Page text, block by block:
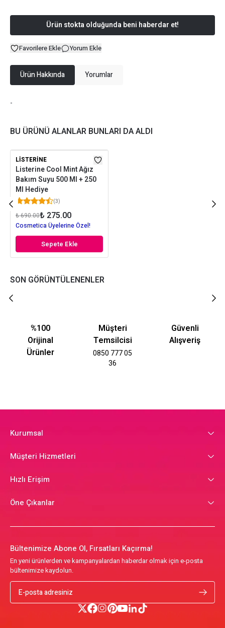
Ürün stokta olduğunda beni haberdar et!
Favorilere Ekle Yorum Ekle
Ürün Hakkında Yorumlar
-
BU ÜRÜNÜ ALANLAR BUNLARI DA ALDI
LISTERINE
Listerine Cool Mint Ağız
Bakım Suyu 500 Ml + 250
Ml Hediye
(3)
₺ 690.00₺ 275.00
Cosmetica Üyelerine Özel!
Sepete Ekle
SON GÖRÜNTÜLENENLER
%100
Orijinal
Ürünler
Müşteri
Temsilcisi
0850 777 05
36
Güvenli
Alışveriş
Kurumsal
Müşteri Hizmetleri
Hızlı Erişim
Öne Çıkanlar
Bültenimize Abone Ol, Fırsatları Kaçırma!
En yeni ürünlerden ve kampanyalardan haberdar olmak için e-posta
bültenimize kaydolun.